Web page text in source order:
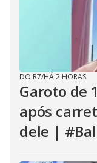
DO R7/HÁ 2 HORAS
Garoto de
após
dele |